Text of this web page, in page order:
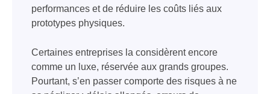
performances et de réduire les coûts liés aux
prototypes physiques.
Certaines entreprises la considèrent encore
comme un luxe, réservée aux grands groupes.
Pourtant, s’en passer comporte des risques à ne